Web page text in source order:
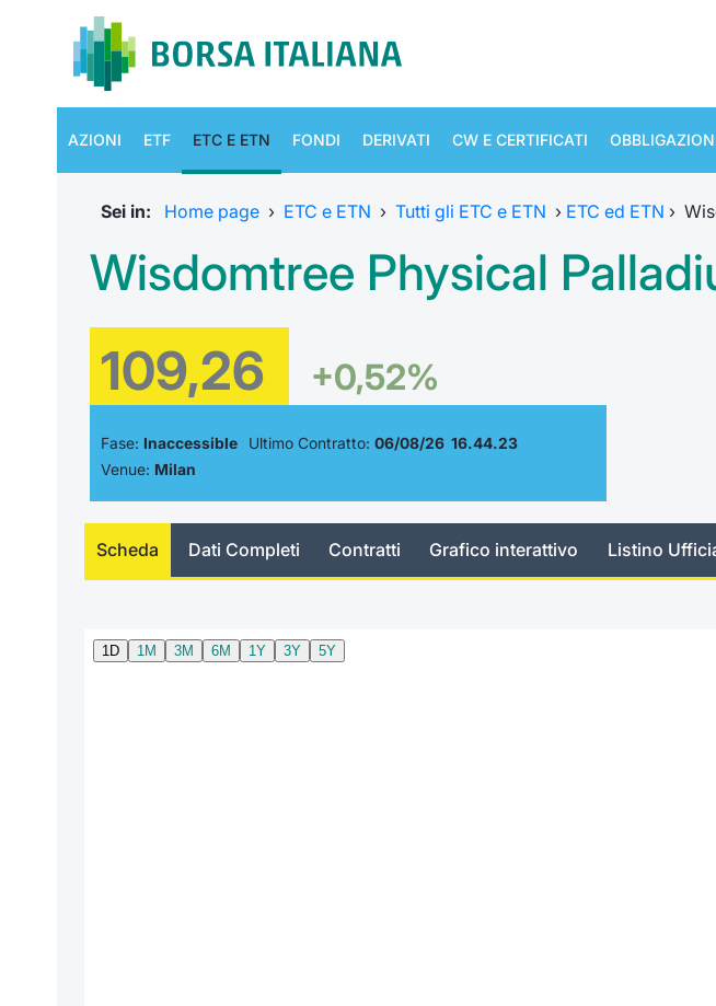
AZIONI ETF ETC E ETN FONDI DERIVATI CW E CERTIFICATI
Sei in: Home page › ETC e ETN › Tutti gli ETC e ETN › ETC ed ETN ›
Wisdomtree Physical
109,26 +0,52%
Fase: Inaccessible Ultimo Contratto: 06/08/26 16.44.23
Venue: Milan
Scheda Dati Completi Contratti Grafico interattivo Listino